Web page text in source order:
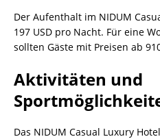
Der Aufenthalt im NIDUM
197 USD pro Nacht. Für eine
sollten Gäste mit Preisen ab
Aktivitäten und
Das NIDUM Casual Luxury